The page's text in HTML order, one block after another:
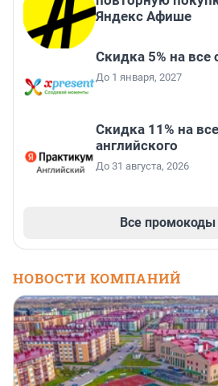
Яндекс Афише
Скидка 5% на все
До 1 января, 2027
Скидка 11% на
английского
До 31 августа, 2026
Все промокоды
НОВОСТИ КОМПАНИЙ